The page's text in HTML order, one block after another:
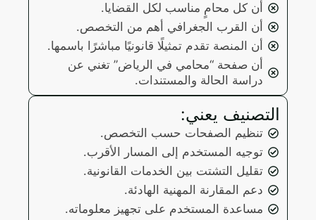
أن كل محامٍ مناسب لكل القضايا.
أن القرب الجغرافي أهم من التخصص.
أن المنصة تقدم تمثيلًا قانونيًا مباشرًا باسمها.
أن صفحة “محامي في الرياض” تغني عن
دراسة الحالة والمستندات.
التصنيف يعني:
تنظيم الصفحات حسب التخصص.
توجيه المستخدم إلى المسار الأقرب.
تقليل التشتت بين الخدمات القانونية.
دعم المقارنة المهنية الهادئة.
مساعدة المستخدم على تجهيز معلوماته.